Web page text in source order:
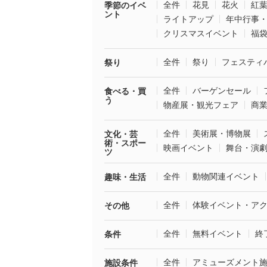
季節のイベ
ント
全件 花見 花火
紅葉
ライトアップ
年中行事
クリスマスイベント
福
祭り 全件 祭り フェスティ
食べる・買
う
全件 バーゲンセール
物産展・観光フェア
商
文化・芸
術・スポー
ツ
全件 美術展・博物展
映画イベント
舞台・演劇
趣味・生活 全件 動物関連イベント
その他 全件 体験イベント・ア
条件 全件 無料イベント 終
施設条件 全件 アミューズメント